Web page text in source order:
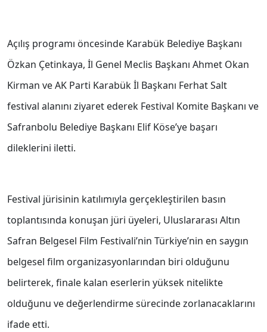
Açılış programı öncesinde Karabük Belediye Başkanı
Özkan Çetinkaya, İl Genel Meclis Başkanı Ahmet Okan
Kirman ve AK Parti Karabük İl Başkanı Ferhat Salt
festival alanını ziyaret ederek Festival Komite Başkanı ve
Safranbolu Belediye Başkanı Elif Köse’ye başarı
dileklerini iletti.
Festival jürisinin katılımıyla gerçekleştirilen basın
toplantısında konuşan jüri üyeleri, Uluslararası Altın
Safran Belgesel Film Festivali’nin Türkiye’nin en saygın
belgesel film organizasyonlarından biri olduğunu
belirterek, finale kalan eserlerin yüksek nitelikte
olduğunu ve değerlendirme sürecinde zorlanacaklarını
ifade etti.